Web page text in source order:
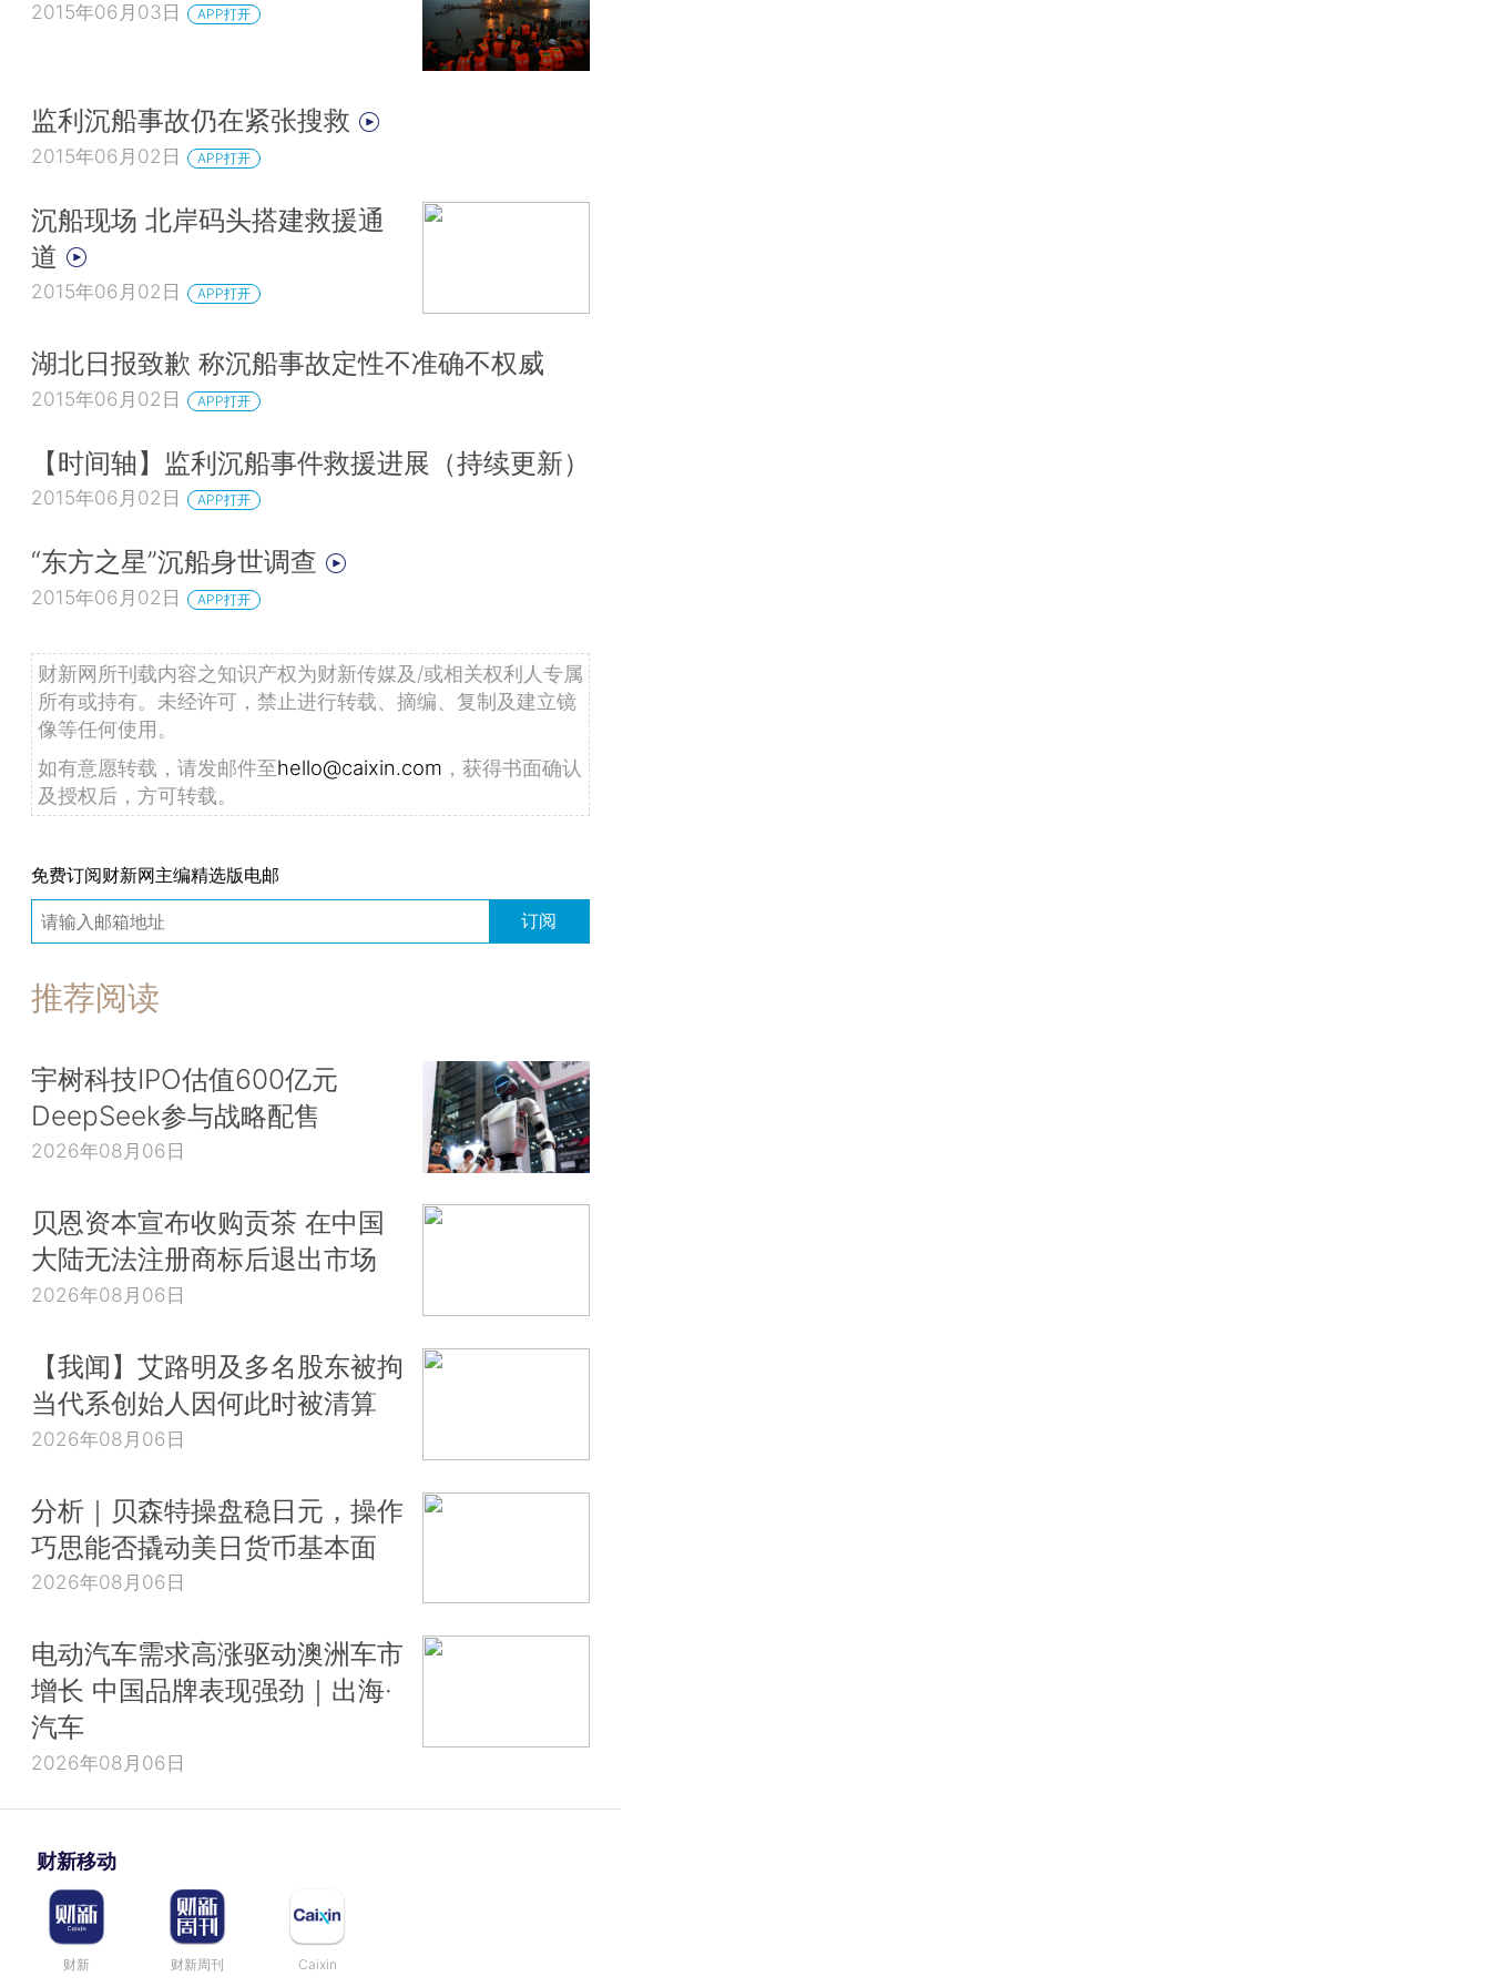
2015年06月03日 APP打开
监利沉船事故仍在紧张搜救
2015年06月02日 APP打开
沉船现场 北岸码头搭建救援通
道
2015年06月02日 APP打开
湖北日报致歉 称沉船事故定性不准确不权威
2015年06月02日 APP打开
【时间轴】监利沉船事件救援进展（持续更新）
2015年06月02日 APP打开
“东方之星”沉船身世调查
2015年06月02日 APP打开
财新网所刊载内容之知识产权为财新传媒及/或相关权利人专属
所有或持有。未经许可，禁止进行转载、摘编、复制及建立镜
像等任何使用。
如有意愿转载，请发邮件至hello@caixin.com ，获得书面确认
及授权后，方可转载。
免费订阅财新网主编精选版电邮
订阅
推荐阅读
宇树科技IPO估值600亿元
DeepSeek参与战略配售
2026年08月06日
贝恩资本宣布收购贡茶 在中国
大陆无法注册商标后退出市场
2026年08月06日
【我闻】艾路明及多名股东被拘
当代系创始人因何此时被清算
2026年08月06日
分析｜贝森特操盘稳日元，操作
巧思能否撬动美日货币基本面
2026年08月06日
电动汽车需求高涨驱动澳洲车市
增长 中国品牌表现强劲｜出海·
汽车
2026年08月06日
财新移动
财新 财新周刊 Caixin